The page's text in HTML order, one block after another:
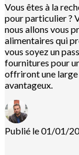
Vous êtes à la
pour particulier ?
nous allons vous
alimentaires qui
vous soyez un
fournitures pour
offriront une large
avantageux.
Publié le 01/01/